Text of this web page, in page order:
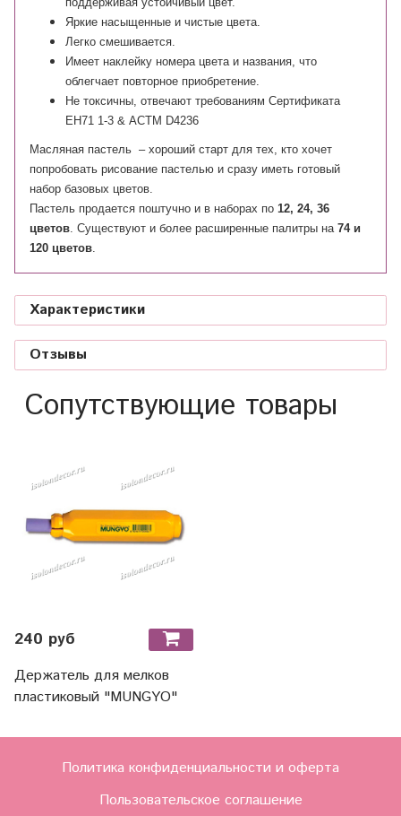
Яркие насыщенные и чистые цвета.
Легко смешивается.
Имеет наклейку номера цвета и названия, что
облегчает повторное приобретение.
Не токсичны, отвечают требованиям Сертификата
ЕН71 1-3 & АСТМ D4236
Масляная пастель – хороший старт для тех, кто хочет
попробовать рисование пастелью и сразу иметь готовый
набор базовых цветов.
Пастель продается поштучно и в наборах по 12, 24, 36
цветов. Существуют и более расширенные палитры на 74 и
120 цветов.
Характеристики
Отзывы
Сопутствующие товары
240 руб
Держатель для мелков
пластиковый "MUNGYO"
Политика конфиденциальности и оферта
Пользовательское соглашение